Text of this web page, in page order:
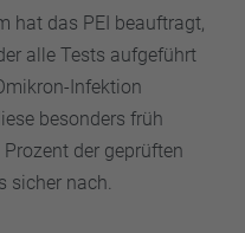
hat das PEI beauftragt,
alle Tests aufgeführt
Infektion
besonders früh
der geprüften
sicher nach.